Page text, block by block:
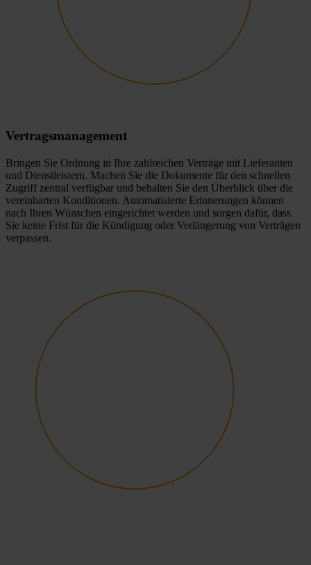
Vertragsmanagement
Bringen Sie Ordnung in Ihre zahlreichen Verträge mit Lieferanten
und Dienstleistern. Machen Sie die Dokumente für den schnellen
Zugriff zentral verfügbar und behalten Sie den Überblick über die
vereinbarten Konditionen. Automatisierte Erinnerungen können
nach Ihren Wünschen eingerichtet werden und sorgen dafür, dass
Sie keine Frist für die Kündigung oder Verlängerung von Verträgen
verpassen.